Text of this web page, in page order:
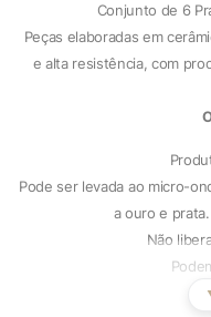
Conjunto de 6
Peças elaboradas em
e alta resistência, com
Pode ser levada ao micro-
a ouro e
Não